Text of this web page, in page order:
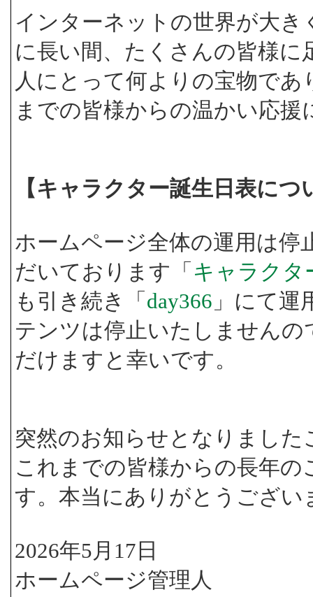
インターネットの世界が大
に長い間、たくさんの皆様
人にとって何よりの宝物で
までの皆様からの温かい応
【キャラクター誕生日表に
ホームページ全体の運用は停
だいております「 キャラクタ
も引き続き「 day366 」にて
テンツは停止いたしません
だけますと幸いです。
突然のお知らせとなりまし
これまでの皆様からの長年
す。本当にありがとうござい
2026年5月17日
ホームページ管理人